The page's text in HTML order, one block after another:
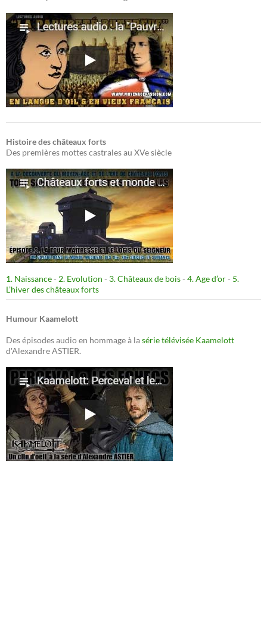
Histoire des châteaux forts
Des premières mottes castrales au XVe siècle
1. Naissance- 2. Evolution - 3. Châteaux de bois- 4. Age d’or- 5.
L’hiver des châteaux forts
Humour Kaamelott
Des épisodes audio en hommage à lasérie télévisée Kaamelott
d'Alexandre ASTIER.